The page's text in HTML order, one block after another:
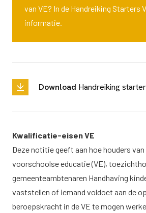
van VE? In de Handreiking Starters
informatie.
Download Handreiking
Kwalificatie-eisen VE
Deze notitie geeft aan hoe houders
voorschoolse educatie (VE),
gemeenteambtenaren Handhaving
vaststellen of iemand voldoet aan de
beroepskracht in de VE te mogen